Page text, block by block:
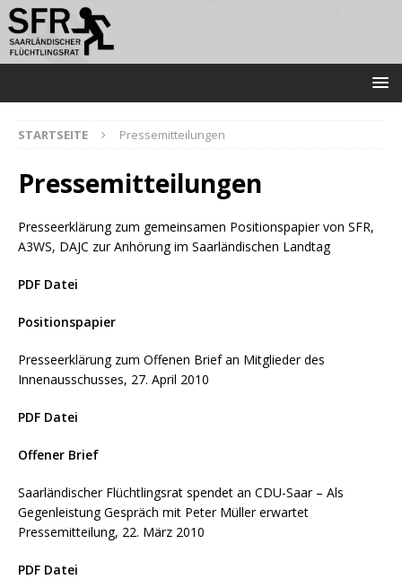
STARTSEITE Pressemitteilungen
Pressemitteilungen
Presseerklärung zum gemeinsamen Positionspapier von SFR,
A3WS, DAJC zur Anhörung im Saarländischen Landtag
PDF Datei
Positionspapier
Presseerklärung zum Offenen Brief an Mitglieder des
Innenausschusses, 27. April 2010
PDF Datei
Offener Brief
Saarländischer Flüchtlingsrat spendet an CDU-Saar – Als
Gegenleistung Gespräch mit Peter Müller erwartet
Pressemitteilung, 22. März 2010
PDF Datei